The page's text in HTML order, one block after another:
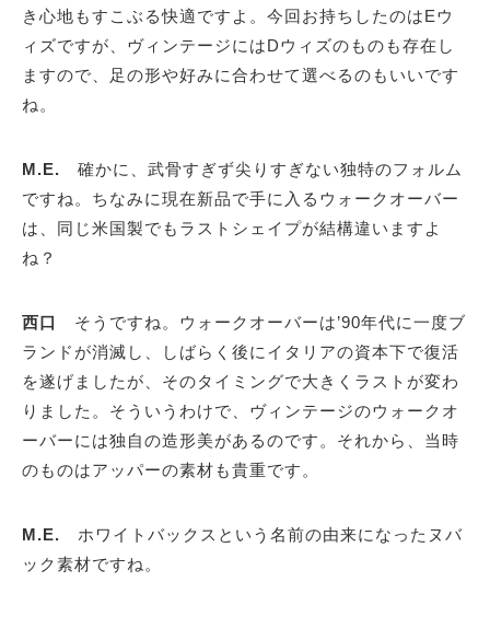
き心地もすこぶる快適ですよ。今回お持ちしたのはEウ
ィズですが、ヴィンテージにはDウィズのものも存在し
ますので、足の形や好みに合わせて選べるのもいいです
ね。
M.E. 確かに、武骨すぎず尖りすぎない独特のフォルム
ですね。ちなみに現在新品で手に入るウォークオーバー
は、同じ米国製でもラストシェイプが結構違いますよ
ね？
西口 そうですね。ウォークオーバーは’90年代に一度ブ
ランドが消滅し、しばらく後にイタリアの資本下で復活
を遂げましたが、そのタイミングで大きくラストが変わ
りました。そういうわけで、ヴィンテージのウォークオ
ーバーには独自の造形美があるのです。それから、当時
のものはアッパーの素材も貴重です。
M.E. ホワイトバックスという名前の由来になったヌバ
ック素材ですね。